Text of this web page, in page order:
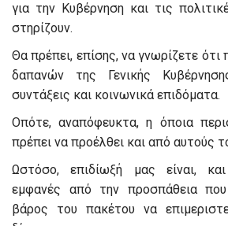
για την Κυβέρνηση και τις
στηρίζουν.
Θα πρέπει, επίσης, να γνωρίζετε
δαπανών της Γενικής
συντάξεις και κοινωνικά επιδόματα.
Οπότε, αναπόφευκτα, η όποια
πρέπει να προέλθει και από αυτούς
Ωστόσο, επιδίωξή μας είναι,
εμφανές από την προσπάθεια
βάρος του πακέτου να